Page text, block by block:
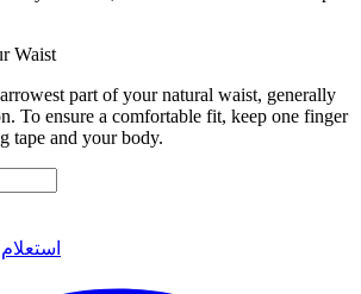
Waist
part of your natural waist, generally
To ensure a comfortable fit, keep one finger
tape and your body.